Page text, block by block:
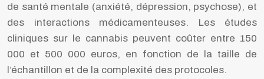
de santé mentale (anxiété, dépression, psychose), et
des interactions médicamenteuses. Les études
cliniques sur le cannabis peuvent coûter entre 150
000 et 500 000 euros, en fonction de la taille de
l’échantillon et de la complexité des protocoles.